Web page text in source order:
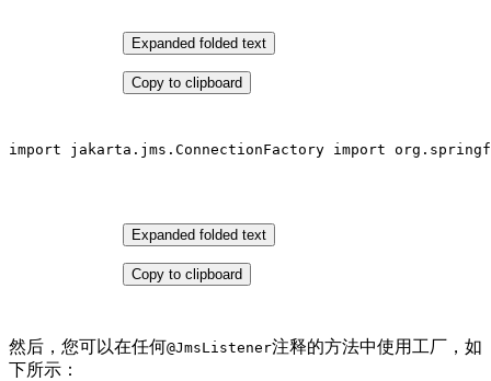
Expanded folded text
Copy to clipboard
import jakarta.jms.ConnectionFactory import
Expanded folded text
Copy to clipboard
然后，您可以在任何@JmsListener注释的方法中使用工厂，如
下所示：